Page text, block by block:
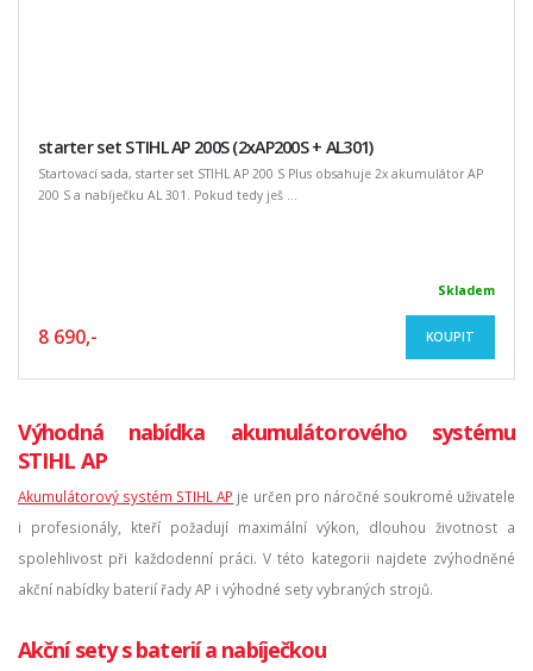
starter set STIHL AP 200S (2xAP200S + AL301)
Startovací sada, starter set STIHL AP 200 S Plus obsahuje 2x akumulátor AP
200 S a nabíječku AL 301. Pokud tedy ješ ...
Skladem
8 690,- KOUPIT
Výhodná nabídka akumulátorového systému
STIHL AP
Akumulátorový systém STIHL AP je určen pro náročné soukromé uživatele
i profesionály, kteří požadují maximální výkon, dlouhou životnost a
spolehlivost při každodenní práci. V této kategorii najdete zvýhodněné
akční nabídky baterií řady AP i výhodné sety vybraných strojů.
Akční sety s baterií a nabíječkou